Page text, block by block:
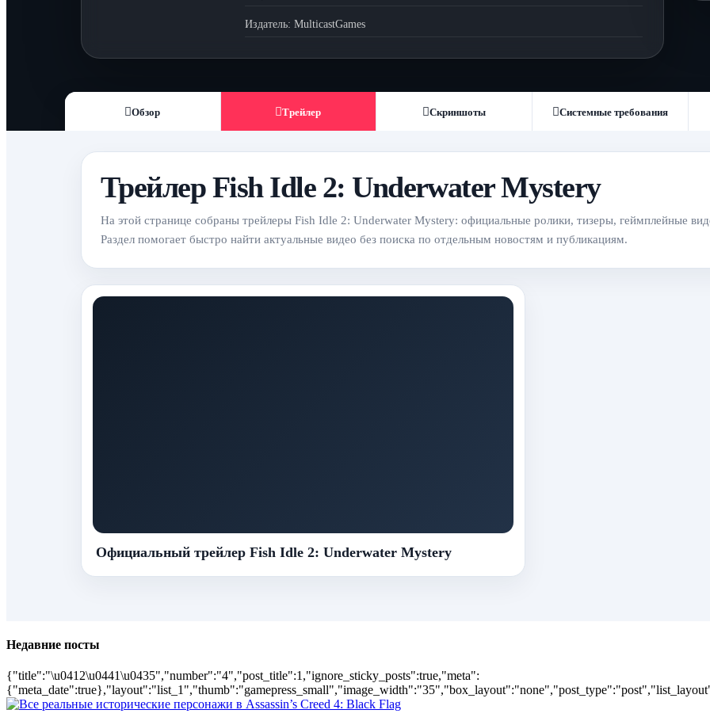
Издатель: MulticastGames
Обзор Трейлер Скриншоты Системные требования
Трейлер Fish Idle 2: Underwater Mystery
На этой странице собраны трейлеры Fish Idle 2: Underwater Mystery: официальные ролики, тизеры, геймплейные
Раздел помогает быстро найти актуальные видео без поиска по отдельным новостям и публикациям.
Официальный трейлер Fish Idle 2: Underwater Mystery
Недавние посты
{"title":"\u0412\u0441\u0435","number":"4","post_title":1,"ignore_sticky_posts":true,"meta":